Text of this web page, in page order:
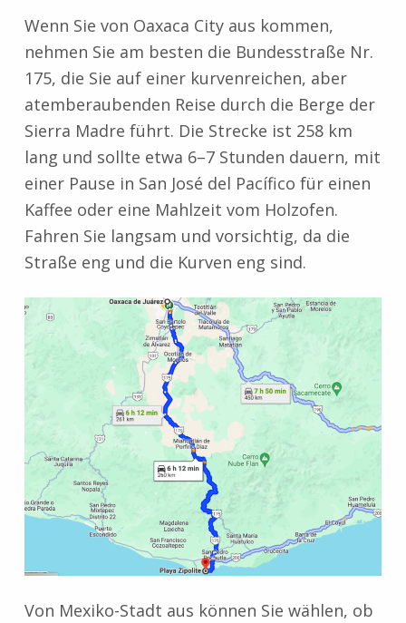
Wenn Sie von Oaxaca City aus kommen,
nehmen Sie am besten die Bundesstraße Nr.
175, die Sie auf einer kurvenreichen, aber
atemberaubenden Reise durch die Berge der
Sierra Madre führt. Die Strecke ist 258 km
lang und sollte etwa 6–7 Stunden dauern, mit
einer Pause in San José del Pacífico für einen
Kaffee oder eine Mahlzeit vom Holzofen.
Fahren Sie langsam und vorsichtig, da die
Straße eng und die Kurven eng sind.
Von Mexiko-Stadt aus können Sie wählen, ob